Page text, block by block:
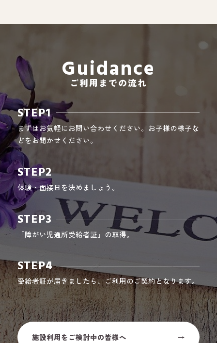
Guidance
ご利用までの流れ
STEP1
まずはお気軽にお問い合わせください。お子様の様子な
どをお聞かせください。
STEP2
体験・面接日を決めましょう。
STEP3
「障がい児通所受給者証」の取得。
STEP4
受給者証が届きましたら、ご利用のご契約となります。
施設利用をご検討中の皆様へ